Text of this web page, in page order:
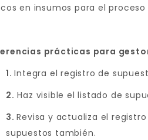
en insumos para el
prácticas para
1.Integra el registro de
2. Haz visible el listado de
3.Revisa y actualiza el
supuestos también.